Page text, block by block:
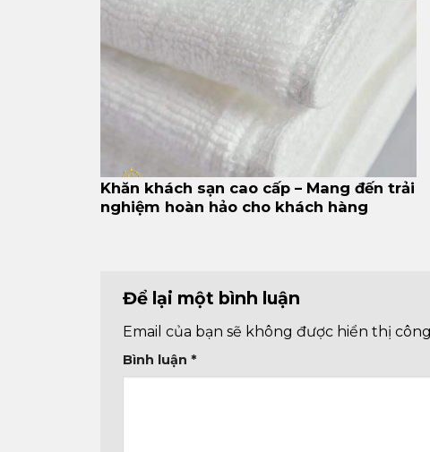
Khăn khách sạn cao cấp – Mang đến trải
nghiệm hoàn hảo cho khách hàng
Để lại một bình luận
Email của bạn sẽ không được hiển thị
Bình luận *